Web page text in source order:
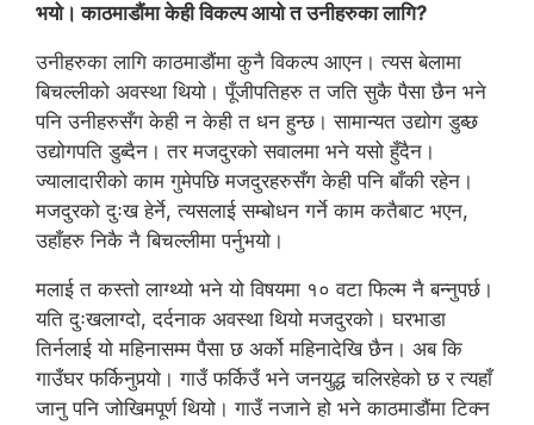
भयो। काठमाडौंमा केही विकल्प आयो त उनीहरुका लागि?
उनीहरुका लागि काठमाडौंमा कुनै विकल्प आएन। त्यस बेलामा
बिचल्लीको अवस्था थियो। पूँजीपतिहरु त जति सुकै पैसा छैन भने
पनि उनीहरुसँग केही न केही त धन हुन्छ। सामान्यत उद्योग डुब्छ
उद्योगपति डुब्दैन। तर मजदुरको सवालमा भने यसो हुँदैन।
ज्यालादारीको काम गुमेपछि मजदुरहरुसँग केही पनि बाँकी रहेन।
मजदुरको दुःख हेर्ने, त्यसलाई सम्बोधन गर्ने काम कतैबाट भएन,
उहाँहरु निकै नै बिचल्लीमा पर्नुभयो।
मलाई त कस्तो लाग्थ्यो भने यो विषयमा १० वटा फिल्म नै बन्नुपर्छ।
यति दुःखलाग्दो, दर्दनाक अवस्था थियो मजदुरको। घरभाडा
तिर्नलाई यो महिनासम्म पैसा छ अर्को महिनादेखि छैन। अब कि
गाउँघर फर्किनुपर्‍यो। गाउँ फर्किउँ भने जनयुद्ध चलिरहेको छ र त्यहाँ
जानु पनि जोखिमपूर्ण थियो। गाउँ नजाने हो भने काठमाडौंमा टिक्न